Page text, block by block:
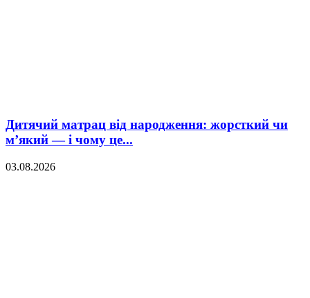
Дитячий матрац від народження: жорсткий чи
м’який — і чому це...
03.08.2026